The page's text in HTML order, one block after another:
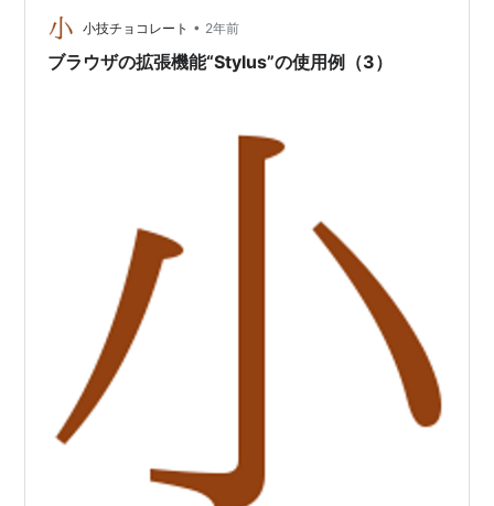
小技チョコレート • 2年前
ブラウザの拡張機能“Stylus”の使用例（3）